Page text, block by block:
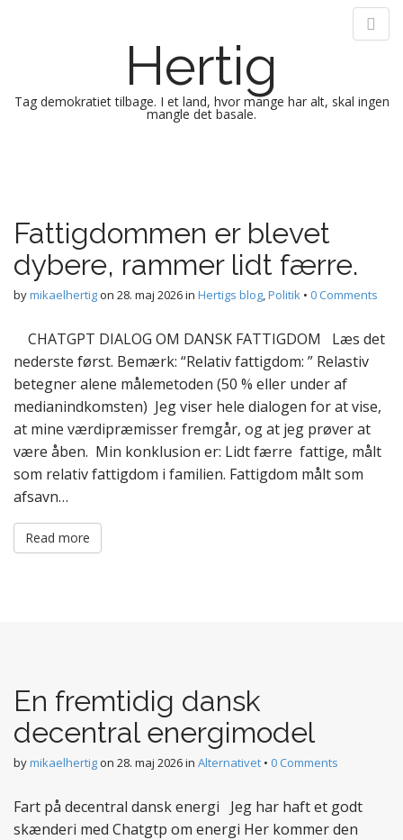
Hertig
Tag demokratiet tilbage. I et land, hvor mange har alt, skal ingen
mangle det basale.
n
m
e
n
t
o
c
o
n
n
t
Fattigdommen er blevet
dybere, rammer lidt færre.
bymikaelhertigon 28. maj 2026in Hertigs blog,Politik • 0 Comments
CHATGPT DIALOG OM DANSK FATTIGDOM Læs det
nederste først. Bemærk: “Relativ fattigdom: ” Relastiv
betegner alene målemetoden (50 % eller under af
medianindkomsten) Jeg viser hele dialogen for at vise,
at mine værdipræmisser fremgår, og at jeg prøver at
være åben. Min konklusion er: Lidt færre fattige, målt
som relativ fattigdom i familien. Fattigdom målt som
afsavn…
Read more
En fremtidig dansk
decentral energimodel
bymikaelhertigon 28. maj 2026in Alternativet • 0 Comments
Fart på decentral dansk energi Jeg har haft et godt
skænderi med Chatgtp om energi Her kommer den